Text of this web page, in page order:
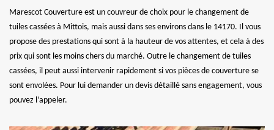
Marescot Couverture est un couvreur de choix pour le changement de
tuiles cassées à Mittois, mais aussi dans ses environs dans le 14170. Il vous
propose des prestations qui sont à la hauteur de vos attentes, et cela à des
prix qui sont les moins chers du marché. Outre le changement de tuiles
cassées, il peut aussi intervenir rapidement si vos pièces de couverture se
sont envolées. Pour lui demander un devis détaillé sans engagement, vous
pouvez l’appeler.